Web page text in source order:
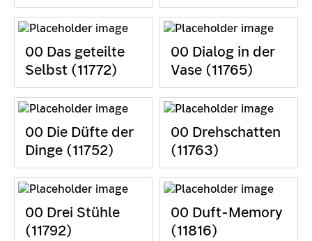
00 Das geteilte
Selbst (11772)
00 Dialog in der
Vase (11765)
00 Die Düfte der
Dinge (11752)
00 Drehschatten
(11763)
00 Drei Stühle
(11792)
00 Duft-Memory
(11816)